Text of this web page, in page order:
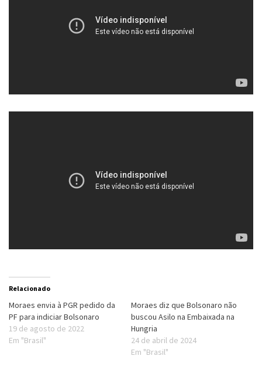
Relacionado
Moraes envia à PGR pedido da
PF para indiciar Bolsonaro
19 de agosto de 2022
Em "Brasil"
Moraes diz que Bolsonaro não
buscou Asilo na Embaixada na
Hungria
24 de abril de 2024
Em "Brasil"